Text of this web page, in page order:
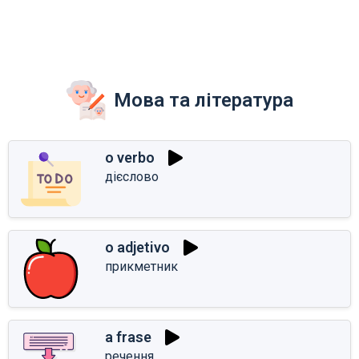
Мова та література
o verbo
дієслово
o adjetivo
прикметник
a frase